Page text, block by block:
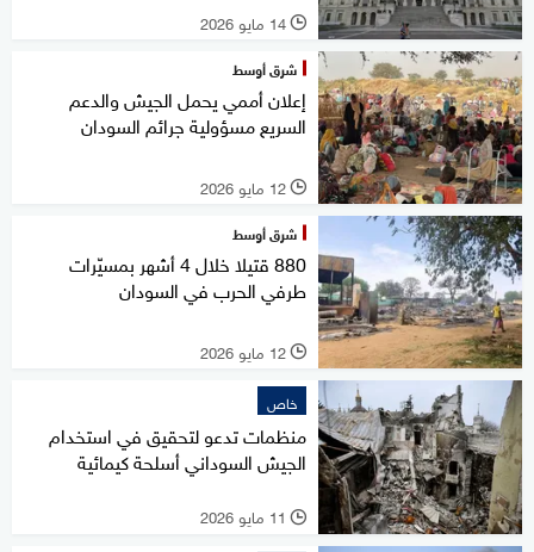
l 14 مايو 2026
شرق أوسط
إعلان أممي يحمل الجيش والدعم
السريع مسؤولية جرائم السودان
l 12 مايو 2026
شرق أوسط
880 قتيلا خلال 4 أشهر بمسيّرات
طرفي الحرب في السودان
l 12 مايو 2026
خاص
منظمات تدعو لتحقيق في استخدام
الجيش السوداني أسلحة كيمائية
l 11 مايو 2026